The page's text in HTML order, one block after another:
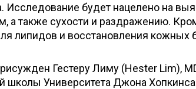
Исследование будет нацелено на
а также сухости и раздражению.
липидов и восстановления кожных
Гестеру Лиму (Hester Lim),
Университета Джона Хопкинса